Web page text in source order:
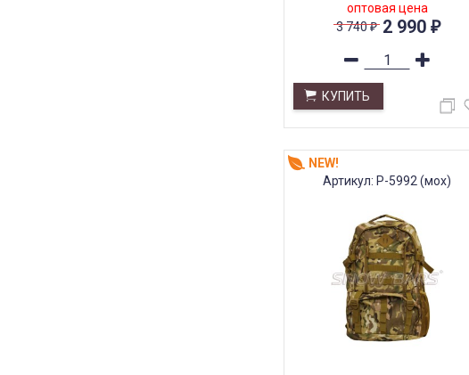
оптовая цена
3 740₽ 2 990₽
КУПИТЬ
NEW!
Артикул: Р-5992 (мох)